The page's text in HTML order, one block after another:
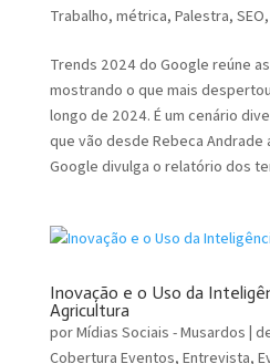
Trabalho, métrica, Palestra, SEO,
Trends 2024 do Google reúne
mostrando o que mais
longo de 2024. É um cenário
que vão desde Rebeca Andrade
Google divulga o relatório dos
Inovação e o Uso da
Agricultura
porMídias Sociais - Musardos |
Cobertura Eventos, Entrevista,